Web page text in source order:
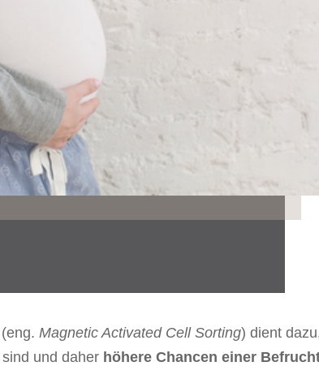
(eng.Magnetic Activated Cell Sorting) dient
und daher höhere Chancen einer